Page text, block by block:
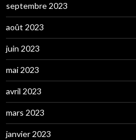
septembre 2023
août 2023
juin 2023
mai 2023
avril 2023
mars 2023
janvier 2023